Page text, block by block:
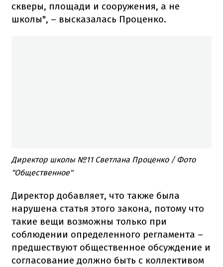
скверы, площади и сооружения, а не
школы", – высказалась Проценко.
Директор школы №11 Светлана Проценко / Фото
"Общественное"
Директор добавляет, что также была
нарушена статья этого закона, потому что
такие вещи возможны только при
соблюдении определенного регламента –
предшествуют общественное обсуждение и
согласование должно быть с коллективом